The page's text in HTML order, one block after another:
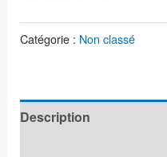
Catégorie : Non classé
Description